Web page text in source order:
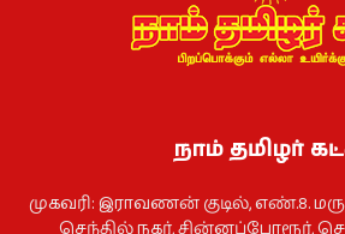
நாம் தமிழர்
முகவரி: இராவணன் குடில், எண்.8.